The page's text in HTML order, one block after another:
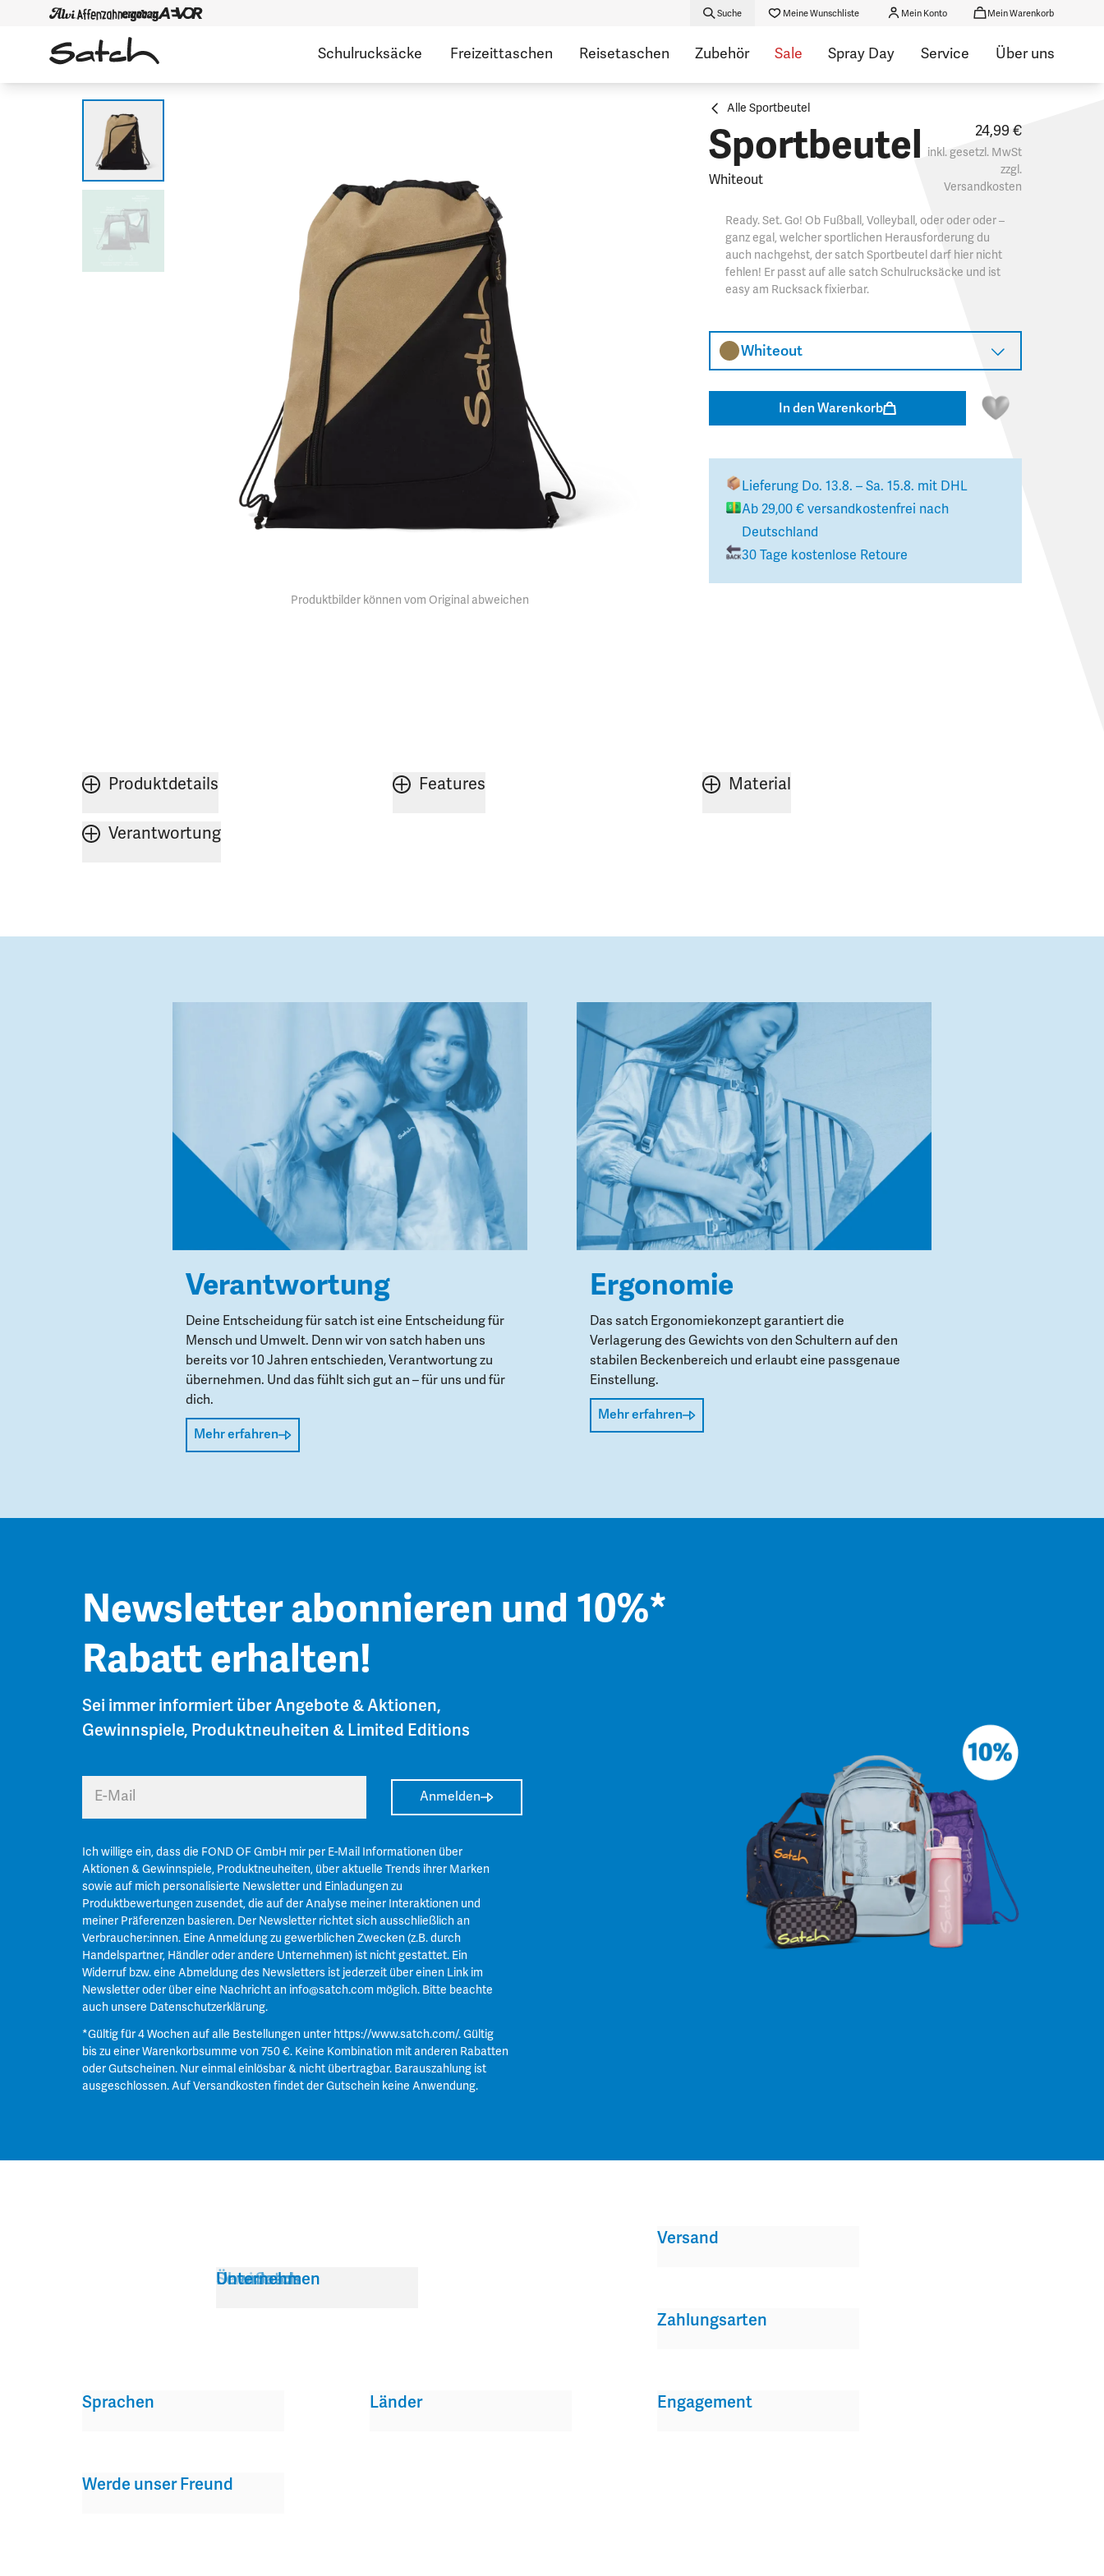
Suche Meine Wunschliste Mein Konto Mein Warenkorb
Schulrucksäcke Freizeittaschen Reisetaschen Zubehör Sale Spray Day Service Über uns
Produktbilder können vom Original abweichen
Alle Sportbeutel
Sportbeutel
Whiteout
24,99 €
inkl. gesetzl. MwSt
zzgl.
Versandkosten
Ready. Set. Go! Ob Fußball, Volleyball, oder oder oder –
ganz egal, welcher sportlichen Herausforderung du
auch nachgehst, der satch Sportbeutel darf hier nicht
fehlen! Er passt auf alle satch Schulrucksäcke und ist
easy am Rucksack fixierbar.
Whiteout
In den Warenkorb
Lieferung Do. 13.8. – Sa. 15.8. mit DHL
Ab 29,00 €versandkostenfrei nach
Deutschland
30 Tage kostenlose Retoure
Produktdetails Features Material
Verantwortung
Verantwortung
Deine Entscheidung für satch ist eine Entscheidung für
Mensch und Umwelt. Denn wir von satch haben uns
bereits vor 10 Jahren entschieden, Verantwortung zu
übernehmen. Und das fühlt sich gut an – für uns und für
dich.
Mehr erfahren
Ergonomie
Das satch Ergonomiekonzept garantiert die
Verlagerung des Gewichts von den Schultern auf den
stabilen Beckenbereich und erlaubt eine passgenaue
Einstellung.
Mehr erfahren
Newsletter abonnieren und 10%*
Rabatt erhalten!
Sei immer informiert über Angebote & Aktionen,
Gewinnspiele, Produktneuheiten & Limited Editions
E-Mail Anmelden
Ich willige ein, dass die FOND OF GmbH mir per E-Mail Informationen über
Aktionen & Gewinnspiele, Produktneuheiten, über aktuelle Trends ihrer Marken
sowie auf mich personalisierte Newsletter und Einladungen zu
Produktbewertungen zusendet, die auf der Analyse meiner Interaktionen und
meiner Präferenzen basieren. Der Newsletter richtet sich ausschließlich an
Verbraucher:innen. Eine Anmeldung zu gewerblichen Zwecken (z.B. durch
Handelspartner, Händler oder andere Unternehmen) ist nicht gestattet. Ein
Widerruf bzw. eine Abmeldung des Newsletters ist jederzeit über einen Link im
Newsletter oder über eine Nachricht an info@satch.com möglich. Bitte beachte
auch unsere Datenschutzerklärung.
*Gültig für 4 Wochen auf alle Bestellungen unter https://www.satch.com/. Gültig
bis zu einer Warenkorbsumme von 750 €. Keine Kombination mit anderen Rabatten
oder Gutscheinen. Nur einmal einlösbar & nicht übertragbar. Barauszahlung ist
ausgeschlossen. Auf Versandkosten findet der Gutschein keine Anwendung.
Service
Über Satch
Downloads
Unternehmen
Versand
Zahlungsarten
Engagement
Werde unser Freund
Sprachen Länder